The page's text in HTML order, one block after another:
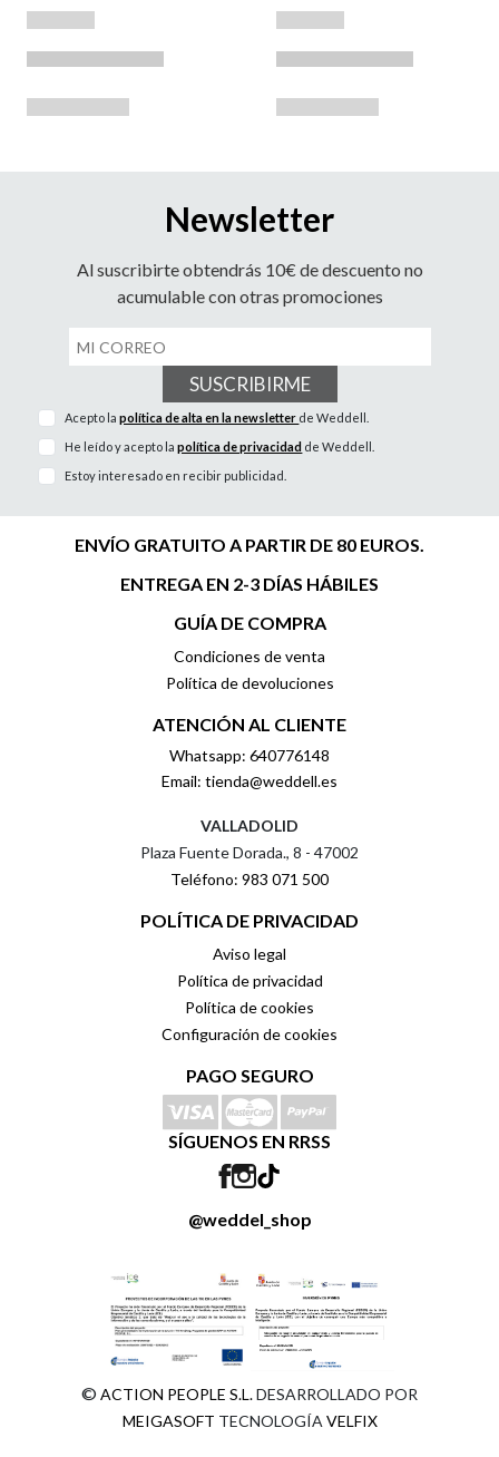
Newsletter
Al suscribirte obtendrás 10€ de descuento no
acumulable con otras promociones
SUSCRIBIRME
Acepto lapolítica de alta en la newsletter de Weddell.
He leído y acepto lapolítica de privacidad de Weddell.
Estoy interesado en recibir publicidad.
ENVÍO GRATUITO A PARTIR DE 80 EUROS.
ENTREGA EN 2-3 DÍAS HÁBILES
GUÍA DE COMPRA
Condiciones de venta
Política de devoluciones
ATENCIÓN AL CLIENTE
Whatsapp: 640776148
Email: tienda@weddell.es
VALLADOLID
Plaza Fuente Dorada., 8 - 47002
Teléfono: 983 071 500
POLÍTICA DE PRIVACIDAD
Aviso legal
Política de privacidad
Política de cookies
Configuración de cookies
PAGO SEGURO
SÍGUENOS EN RRSS
@weddel_shop
© ACTION PEOPLE S.L.DESARROLLADO POR
MEIGASOFT TECNOLOGÍA VELFIX